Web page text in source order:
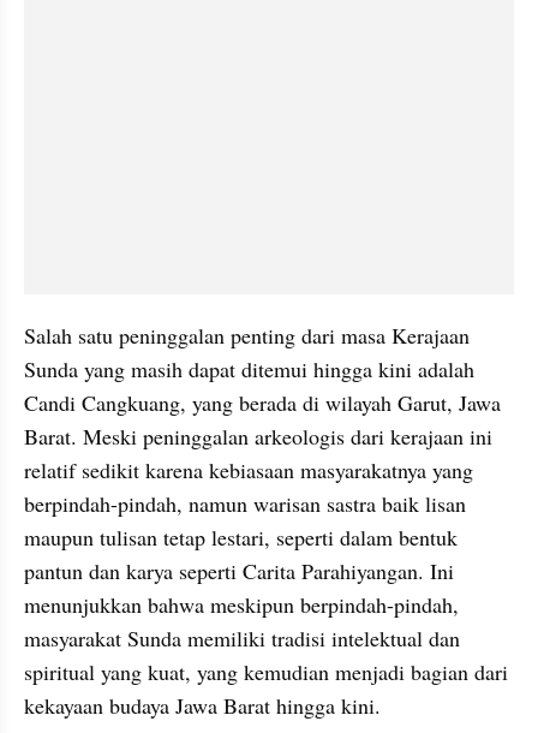
Salah satu peninggalan penting dari masa Kerajaan
Sunda yang masih dapat ditemui hingga kini adalah
Candi Cangkuang, yang berada di wilayah Garut, Jawa
Barat. Meski peninggalan arkeologis dari kerajaan ini
relatif sedikit karena kebiasaan masyarakatnya yang
berpindah-pindah, namun warisan sastra baik lisan
maupun tulisan tetap lestari, seperti dalam bentuk
pantun dan karya seperti Carita Parahiyangan. Ini
menunjukkan bahwa meskipun berpindah-pindah,
masyarakat Sunda memiliki tradisi intelektual dan
spiritual yang kuat, yang kemudian menjadi bagian dari
kekayaan budaya Jawa Barat hingga kini.